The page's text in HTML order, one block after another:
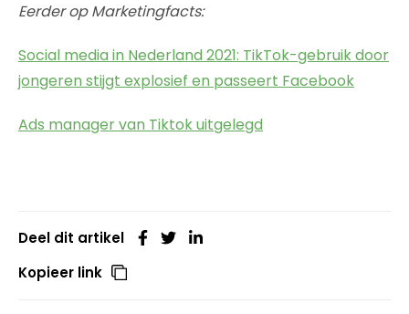
Eerder op Marketingfacts:
Social media in Nederland 2021: TikTok-gebruik door
jongeren stijgt explosief en passeert Facebook
Ads manager van Tiktok uitgelegd
Deel dit artikel
Kopieer link